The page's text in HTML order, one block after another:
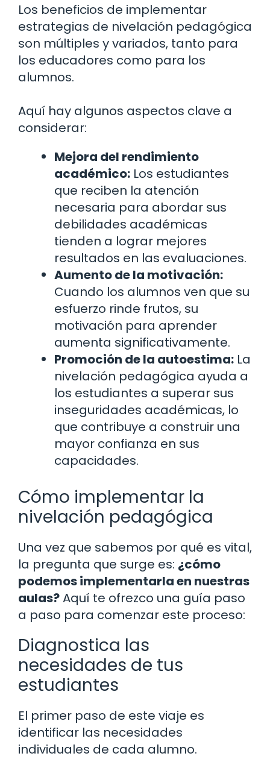
Los beneficios de implementar
estrategias de nivelación pedagógica
son múltiples y variados, tanto para
los educadores como para los
alumnos.
Aquí hay algunos aspectos clave a
considerar:
Mejora del rendimiento
académico: Los estudiantes
que reciben la atención
necesaria para abordar sus
debilidades académicas
tienden a lograr mejores
resultados en las evaluaciones.
Aumento de la motivación:
Cuando los alumnos ven que su
esfuerzo rinde frutos, su
motivación para aprender
aumenta significativamente.
Promoción de la autoestima: La
nivelación pedagógica ayuda a
los estudiantes a superar sus
inseguridades académicas, lo
que contribuye a construir una
mayor confianza en sus
capacidades.
Cómo implementar la
nivelación pedagógica
Una vez que sabemos por qué es vital,
la pregunta que surge es: ¿cómo
podemos implementarla en nuestras
aulas?Aquí te ofrezco una guía paso
a paso para comenzar este proceso:
Diagnostica las
necesidades de tus
estudiantes
El primer paso de este viaje es
identificar las necesidades
individuales de cada alumno.